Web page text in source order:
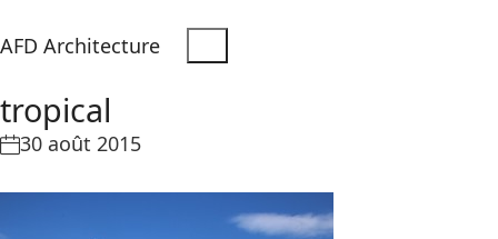
AFD Architecture
tropical
30 août 2015